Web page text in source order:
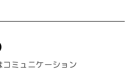
コミュニケーション